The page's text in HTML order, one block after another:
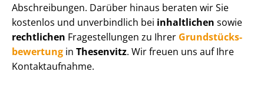
Abschreibungen. Darüber hinaus beraten wir Sie
kostenlos und unverbindlich bei inhaltlichen sowie
rechtlichen Fragestellungen zu Ihrer Grund­stücks­
be­wer­tung in Thesenvitz. Wir freuen uns auf Ihre
Kontaktaufnahme.